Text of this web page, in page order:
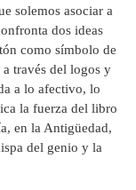
solemos asociar a
dos ideas
como símbolo de
través del logos y
a lo afectivo, lo
la fuerza del libro
en la Antigüedad,
del genio y la